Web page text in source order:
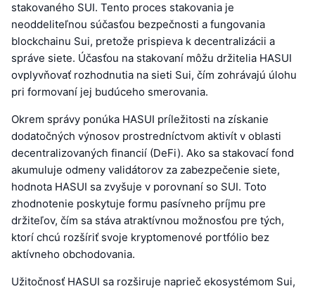
stakovaného SUI. Tento proces stakovania je
neoddeliteľnou súčasťou bezpečnosti a fungovania
blockchainu Sui, pretože prispieva k decentralizácii a
správe siete. Účasťou na stakovaní môžu držitelia HASUI
ovplyvňovať rozhodnutia na sieti Sui, čím zohrávajú úlohu
pri formovaní jej budúceho smerovania.
Okrem správy ponúka HASUI príležitosti na získanie
dodatočných výnosov prostredníctvom aktivít v oblasti
decentralizovaných financií (DeFi). Ako sa stakovací fond
akumuluje odmeny validátorov za zabezpečenie siete,
hodnota HASUI sa zvyšuje v porovnaní so SUI. Toto
zhodnotenie poskytuje formu pasívneho príjmu pre
držiteľov, čím sa stáva atraktívnou možnosťou pre tých,
ktorí chcú rozšíriť svoje kryptomenové portfólio bez
aktívneho obchodovania.
Užitočnosť HASUI sa rozširuje naprieč ekosystémom Sui,